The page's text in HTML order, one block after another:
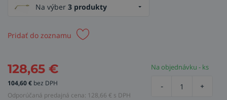
Na výber 3 produkty
Pridať do zoznamu
128,65 €
104,60€ bez DPH
Odporúčaná predajná cena: 128,66 € s DPH
Na objednávku - ks
- +